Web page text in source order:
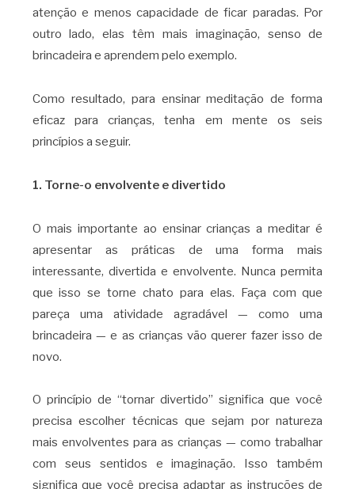
atenção e menos capacidade de ficar paradas. Por
outro lado, elas têm mais imaginação, senso de
brincadeira e aprendem pelo exemplo.
Como resultado, para ensinar meditação de forma
eficaz para crianças, tenha em mente os seis
princípios a seguir.
1. Torne-o envolvente e divertido
O mais importante ao ensinar crianças a meditar é
apresentar as práticas de uma forma mais
interessante, divertida e envolvente. Nunca permita
que isso se torne chato para elas. Faça com que
pareça uma atividade agradável — como uma
brincadeira — e as crianças vão querer fazer isso de
novo.
O princípio de “tornar divertido” significa que você
precisa escolher técnicas que sejam por natureza
mais envolventes para as crianças — como trabalhar
com seus sentidos e imaginação. Isso também
significa que você precisa adaptar as instruções de